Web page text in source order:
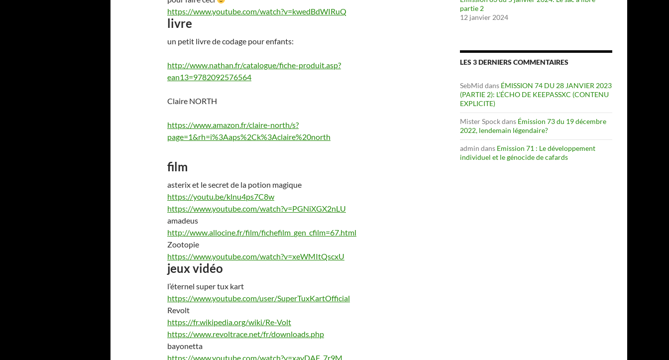
https://www.youtube.com/watch?v=kwedBdWIRuQ
livre
un petit livre de codage pour enfants:
http://www.nathan.fr/catalogue/fiche-produit.asp?
ean13=9782092576564
Claire NORTH
https://www.amazon.fr/claire-north/s?
page=1&rh=i%3Aaps%2Ck%3Aclaire%20north
film
asterix et le secret de la potion magique
https://youtu.be/klnu4ps7C8w
https://www.youtube.com/watch?v=PGNiXGX2nLU
amadeus
http://www.allocine.fr/film/fichefilm_gen_cfilm=67.html
Zootopie
https://www.youtube.com/watch?v=xeWMItQscxU
jeux vidéo
l’éternel super tux kart
https://www.youtube.com/user/SuperTuxKartOfficial
Revolt
https://fr.wikipedia.org/wiki/Re-Volt
https://www.revoltrace.net/fr/downloads.php
bayonetta
https://www.youtube.com/watch?v=xayDAF_7r9M
partie 2
12 janvier 2024
LES 3 DERNIERS COMMENTAIRES
SebMid dans ÉMISSION 74 DU 28 JANVIER 2023
(PARTIE 2): L’ÉCHO DE KEEPASSXC (CONTENU
EXPLICITE)
Mister Spockdans Émission 73 du 19 décembre
2022, lendemain légendaire?
admin dans Emission 71 : Le développement
individuel et le génocide de cafards